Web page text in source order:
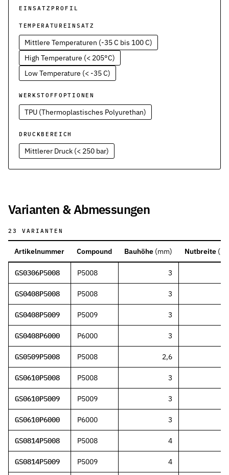
Werkstoffe in der Dichtungstechnik – Grundlagen, Eigenschaften
Normen & Zertifizierungen
ISO, DIN und EN-Normen in der Dichtungstechnik – Übersicht
Richtlinien & Zulassungen
REACH, RoHS, PFAS, FDA, LkSG und weitere Richtlinien für
EINSATZPROFIL
TEMPERATUREINSATZ
Mittlere Temperaturen (-35 C bis 100 C)
High Temperature (< 205°C)
Low Temperature (< -35 C)
WERKSTOFFOPTIONEN
TPU (Thermoplastisches Polyurethan)
DRUCKBEREICH
Mittlerer Druck (< 250 bar)
Varianten & Abmessungen
23 VARIANTEN
Artikelnummer Compound Bauhöhe (mm) Nutbreite (
GS0306P5008 P5008 3
GS0408P5008 P5008 3
GS0408P5009 P5009 3
GS0408P6000 P6000 3
GS0509P5008 P5008 2,6
GS0610P5008 P5008 3
GS0610P5009 P5009 3
GS0610P6000 P6000 3
GS0814P5008 P5008 4
GS0814P5009 P5009 4